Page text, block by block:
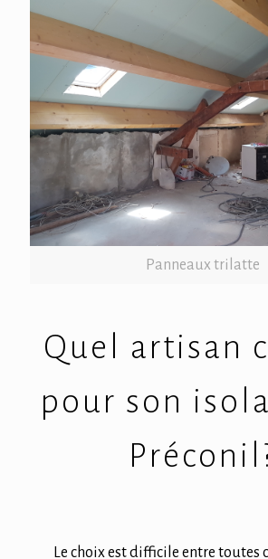
Panneaux trilatte
Quel artisan
pour son
Le choix est difficile entre toutes